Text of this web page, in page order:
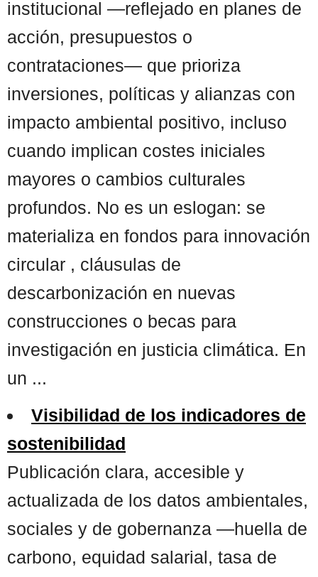
institucional —reflejado en planes de
acción, presupuestos o
contrataciones— que prioriza
inversiones, políticas y alianzas con
impacto ambiental positivo, incluso
cuando implican costes iniciales
mayores o cambios culturales
profundos. No es un eslogan: se
materializa en fondos para innovación
circular , cláusulas de
descarbonización en nuevas
construcciones o becas para
investigación en justicia climática. En
un ...
Visibilidad de los indicadores de
sostenibilidad
Publicación clara, accesible y
actualizada de los datos ambientales,
sociales y de gobernanza —huella de
carbono, equidad salarial, tasa de